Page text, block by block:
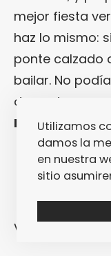
mejor fiesta
haz lo mismo:
ponte calzado
bailar. No
de gente como
Round Table
Verbena 6:
Utilizamos
damos la
en nuestra
sitio